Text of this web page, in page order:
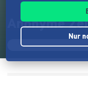
Anonyme
Nur